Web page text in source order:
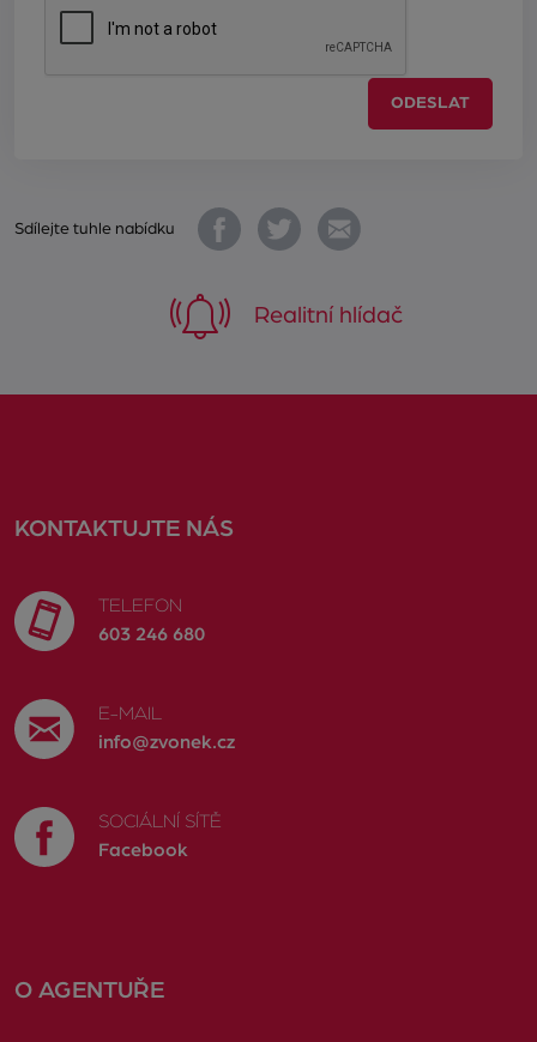
ODESLAT
Sdílejte tuhle nabídku
Realitní hlídač
KONTAKTUJTE NÁS
TELEFON
603 246 680
E-MAIL
info@zvonek.cz
SOCIÁLNÍ SÍTĚ
Facebook
O AGENTUŘE